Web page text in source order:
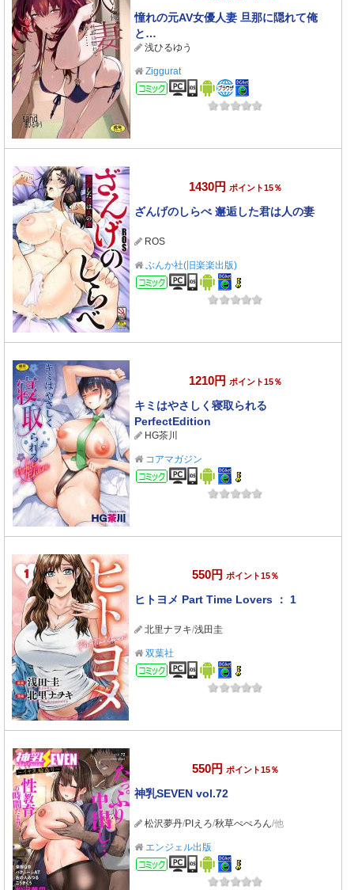
憧れの元AV女優人妻 旦那に隠れて俺
と…
浅ひるゆう
Ziggurat
コミック
1430円 ポイント15％
ざんげのしらべ 邂逅した君は人の妻
ROS
ぶんか社(旧楽楽出版)
コミック
1210円 ポイント15％
キミはやさしく寝取られる
PerfectEdition
HG茶川
コアマガジン
コミック
550円 ポイント15％
ヒトヨメ Part Time Lovers ： 1
北里ナヲキ/浅田圭
双葉社
コミック
550円 ポイント15％
神乳SEVEN vol.72
松沢夢丹/PIえろ/秋草ぺぺろん/他
エンジェル出版
コミック